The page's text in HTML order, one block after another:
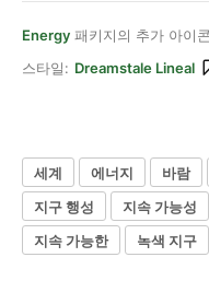
Energy 패키지의 추가 아이콘
스타일: Dreamstale Lineal
세계 에너지 바람
지구 행성
지속 가능성
지속 가능한
녹색 지구